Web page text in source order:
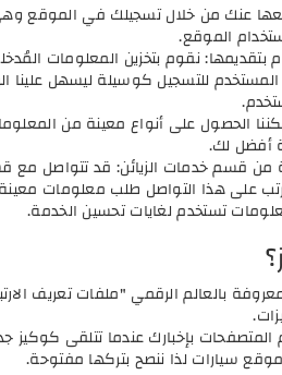
عنك من خلال تسجيلك في الموقع
الموقع.
بتقديمها: نقوم بتخزين المعلومات
للتسجيل كوسيلة ليسهل
الحصول على أنواع معينة من
أفضل لك.
من قسم خدمات الزيائن: قد تتواصل مع
على هذا التواصل طلب معلومات
تستخدم لغايات تحسين الخدمة.
بالعالم الرقمي "ملفات تعريف
بإخبارك عندما تتلقى
سيارات لذا ننصح بتركها مفتوحة.